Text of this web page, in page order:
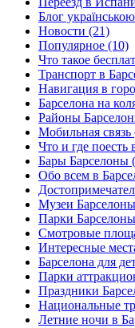
Блог
Новости (21)
Популярное (10)
Что такое
Транспорт в
Навигация в
Барселона на
Районы
Мобильная связь
Что и где поесть
Бары Барселоны
Обо всем в
Музеи
Парки
Смотровые
Интересные
Барселона для
Парки
Праздники
Национальные
Летние ночи в